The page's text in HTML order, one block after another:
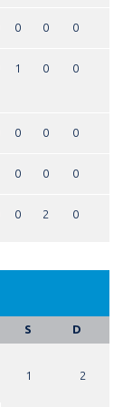
0 0 0
1 0 0
0 0 0
0 0 0
0 2 0
S D
1 2